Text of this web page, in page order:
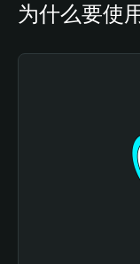
为什么要使